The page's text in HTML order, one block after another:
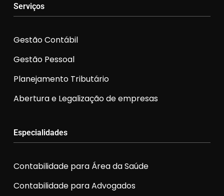
Serviços
Gestão Contábil
Gestão Pessoal
Planejamento Tributário
Abertura e Legalização de empresas
Especialidades
Contabilidade para Área da Saúde
Contabilidade para Advogados